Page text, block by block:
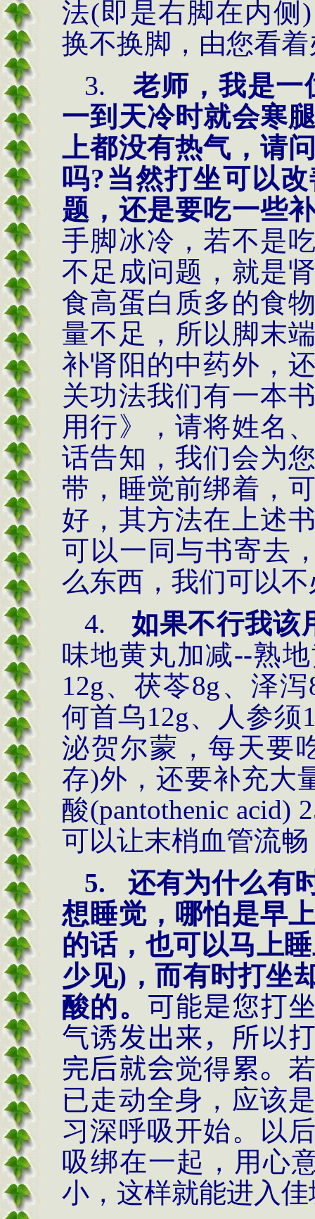
法(即是右脚在内侧
换不换脚，由您看
3.
老师，我是一
一到天冷时就会寒
上都没有热气，请
吗?当然打坐可以
题，还是要吃一些
手脚冰冷，若不是
不足成问题，就是
食高蛋白质多的食
量不足，所以脚末
补肾阳的中药外，
关功法我们有一本
用行》，请将姓名
话告知，我们会为
带，睡觉前绑着，
好，其方法在上述
可以一同与书寄去
么东西，我们可以
4.
如果不行我该
味地黄丸加减--熟
12g、茯苓8g 、泽泻
何首乌12g、人参须
泌贺尔蒙，每天要
存)外，还要补充大
酸(pantothenic acid)
可以让末梢血管流
5.
还有为什么有
想睡觉，哪怕是早
的话，也可以马上
少见)，而有时打坐
酸的。 可能是您打
气诱发出来，所以
完后就会觉得累。
已走动全身，应该
习深呼吸开始。以
吸绑在一起，用心
小，这样就能进入